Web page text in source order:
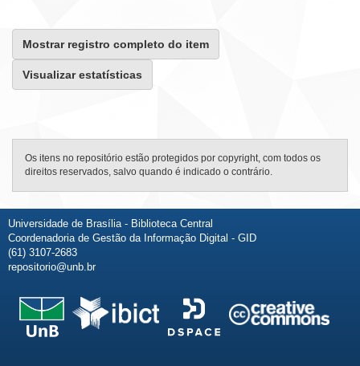
Mostrar registro completo do item
Visualizar estatísticas
Os itens no repositório estão protegidos por copyright, com todos os
direitos reservados, salvo quando é indicado o contrário.
Universidade de Brasília - Biblioteca Central
Coordenadoria de Gestão da Informação Digital - GID
(61) 3107-2683
repositorio@unb.br